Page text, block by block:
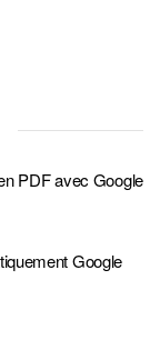
PDF avec Google
Google